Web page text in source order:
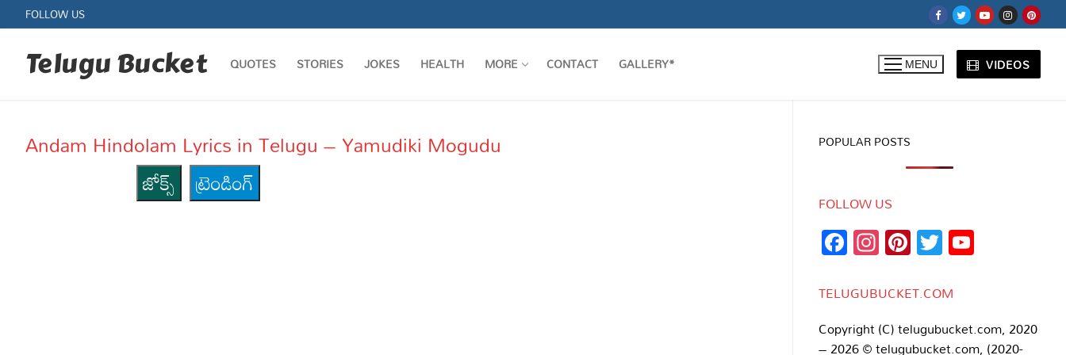
to
content
FOLLOW US
Telugu Bucket QUOTES STORIES JOKES HEALTH MORE CONTACT GALLERY* MENU VIDEOS
Andam Hindolam Lyrics in Telugu – Yamudiki Mogudu
జోక్స్
ట్రెండింగ్
POPULAR POSTS
FOLLOW US
Facebook
Instagram
Pinterest
Twitter
TELUGUBUCKET.COM
Copyright (C) telugubucket.com, 2020
– 2026 © telugubucket.com, (2020-